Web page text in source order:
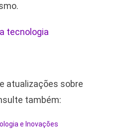
tecnologia
atualizações sobre
também:
e Inovações